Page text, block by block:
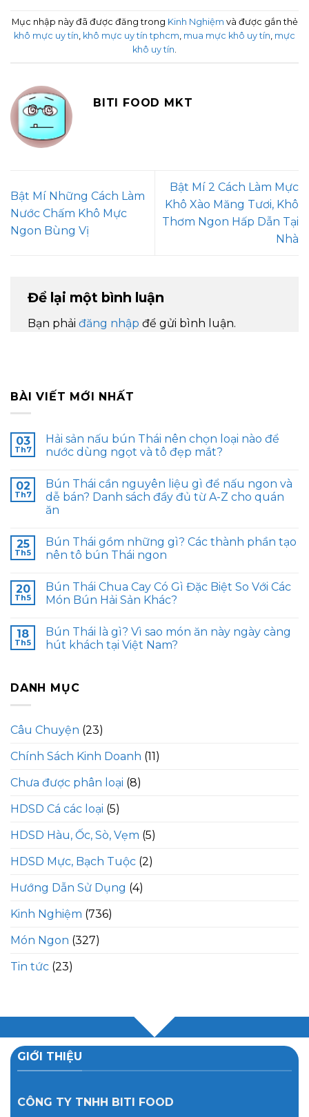
Mục nhập này đã được đăng trong Kinh Nghiệm và được gắn thẻ
khô mực uy tín, khô mực uy tín tphcm, mua mực khô uy tín, mực
khô uy tín.
BITI FOOD MKT
Bật Mí Những Cách Làm
Nước Chấm Khô Mực
Ngon Bùng Vị
Bật Mí 2 Cách Làm Mực
Khô Xào Măng Tươi, Khô
Thơm Ngon Hấp Dẫn Tại
Nhà
Để lại một bình luận
Bạn phải đăng nhập để gửi bình luận.
BÀI VIẾT MỚI NHẤT
03
Th7
Hải sản nấu bún Thái nên chọn loại nào để
nước dùng ngọt và tô đẹp mắt?
02
Th7
Bún Thái cần nguyên liệu gì để nấu ngon và
dễ bán? Danh sách đầy đủ từ A-Z cho quán
ăn
25
Th5
Bún Thái gồm những gì? Các thành phần tạo
nên tô bún Thái ngon
20
Th5
Bún Thái Chua Cay Có Gì Đặc Biệt So Với Các
Món Bún Hải Sản Khác?
18
Th5
Bún Thái là gì? Vì sao món ăn này ngày càng
hút khách tại Việt Nam?
DANH MỤC
Câu Chuyện (23)
Chính Sách Kinh Doanh (11)
Chưa được phân loại (8)
HDSD Cá các loại (5)
HDSD Hàu, Ốc, Sò, Vẹm (5)
HDSD Mực, Bạch Tuộc (2)
Hướng Dẫn Sử Dụng (4)
Kinh Nghiệm (736)
Món Ngon (327)
Tin tức (23)
GIỚI THIỆU
CÔNG TY TNHH BITI FOOD